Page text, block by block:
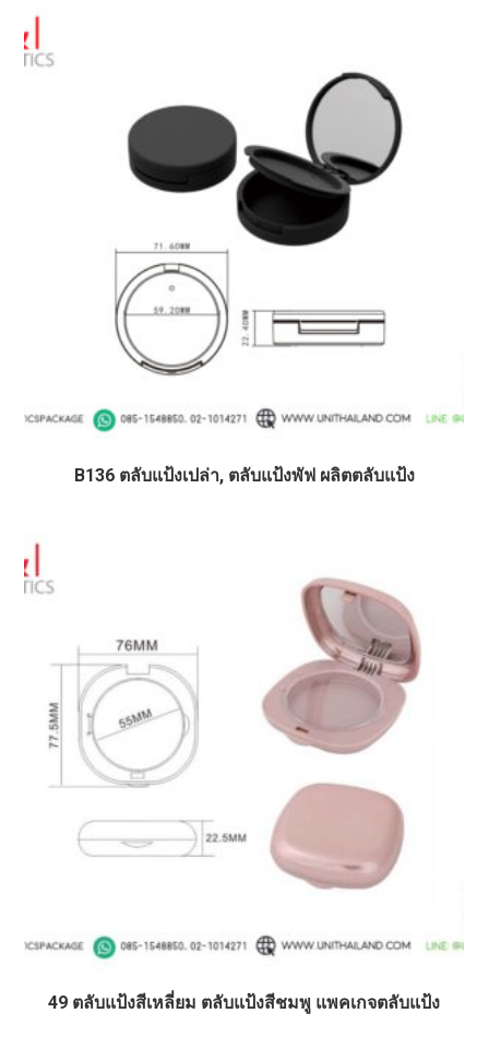
B136 ตลับแป้งเปล่า, ตลับแป้งพัฟ ผลิตตลับแป้ง
49 ตลับแป้งสีเหลี่ยม ตลับแป้งสีชมพู แพคเกจตลับแป้ง